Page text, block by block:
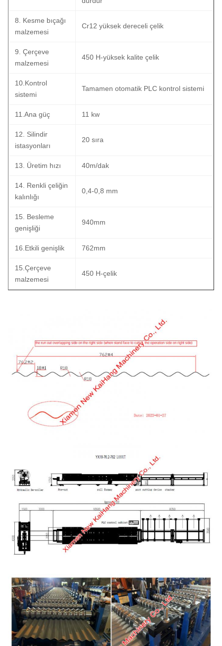
8. Kesme bıçağı
malzemesi
Cr12 yüksek dereceli çelik
9. Çerçeve
malzemesi
450 H-yüksek kalite çelik
10.Kontrol
sistemi
Tamamen otomatik PLC kontrol sistemi
11.Ana güç 11 kw
12. Silindir
istasyonları
20 sıra
13. Üretim hızı 40m/dak
14. Renkli çeliğin
kalınlığı
0,4-0,8 mm
15. Besleme
genişliği
940mm
16.Etkili genişlik 762mm
15.Çerçeve
malzemesi
450 H-çelik